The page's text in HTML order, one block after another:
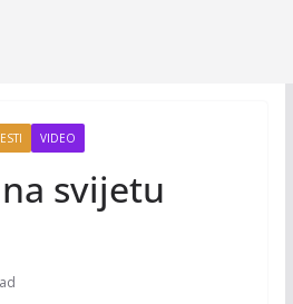
VIDEO
svijetu